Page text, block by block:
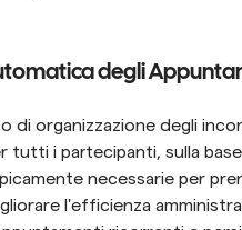
degli
di organizzazione degli
i partecipanti, sulla
necessarie per
l'efficienza